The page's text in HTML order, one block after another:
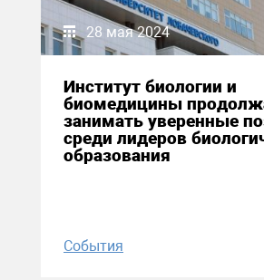
28 мая 2024
Институт биологии и
биомедицины
занимать уверенные
среди лидеров
образования
События